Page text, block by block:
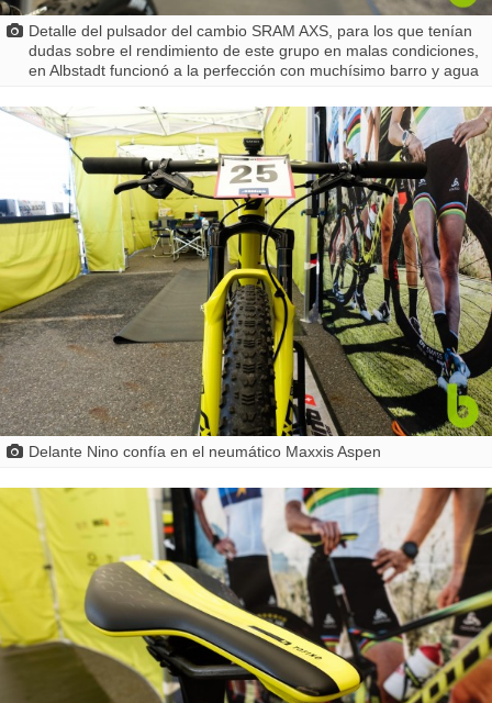
Detalle del pulsador del cambio SRAM AXS, para los que tenían
dudas sobre el rendimiento de este grupo en malas condiciones,
en Albstadt funcionó a la perfección con muchísimo barro y agua
Delante Nino confía en el neumático Maxxis Aspen